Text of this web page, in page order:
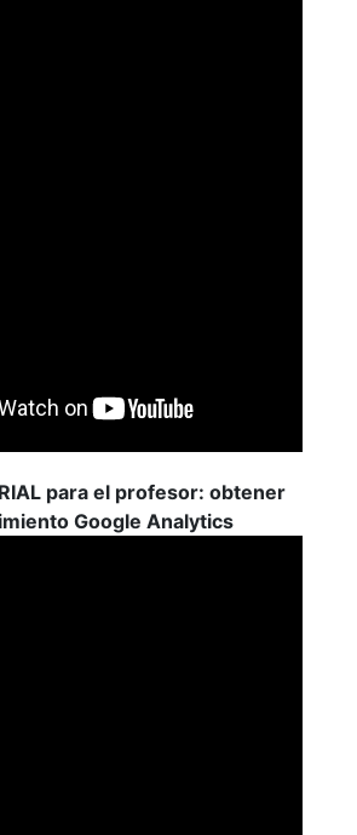
para el profesor: obtener
Google Analytics